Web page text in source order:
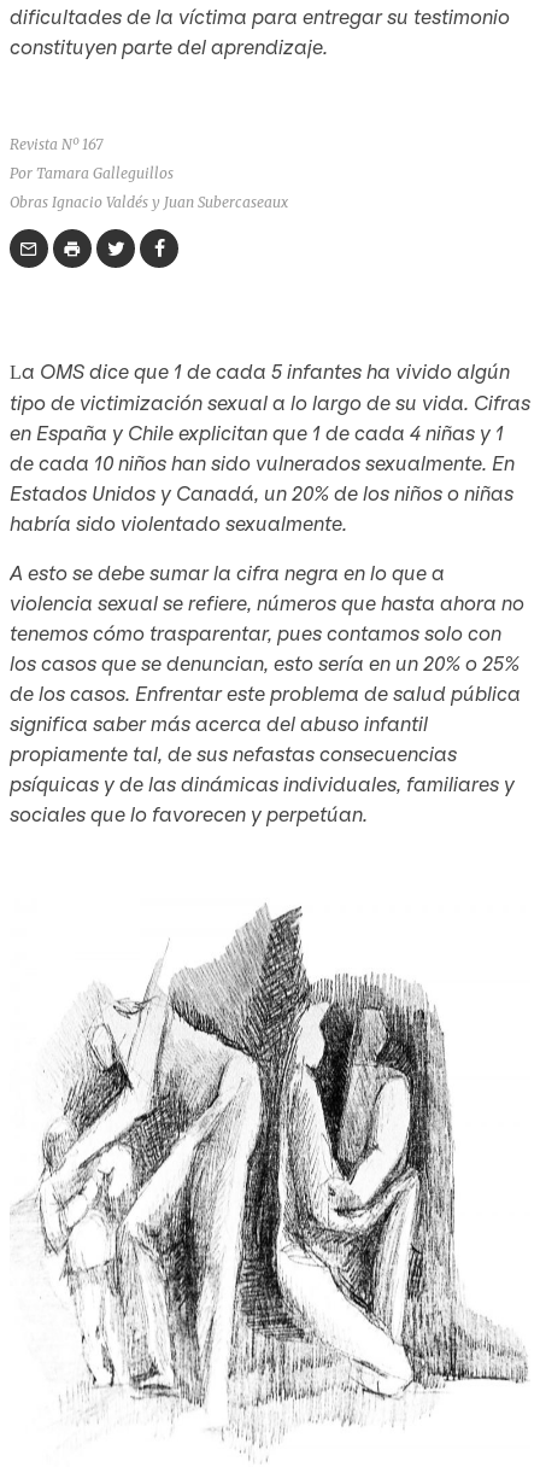
Revista Nº 167
Por Tamara Galleguillos
Obras Ignacio Valdés y Juan Subercaseaux
dificultades de la víctima para entregar su testimonio
constituyen parte del aprendizaje.
La OMS dice que 1 de cada 5 infantes ha vivido algún
tipo de victimización sexual a lo largo de su vida. Cifras
en España y Chile explicitan que 1 de cada 4 niñas y 1
de cada 10 niños han sido vulnerados sexualmente. En
Estados Unidos y Canadá, un 20% de los niños o niñas
habría sido violentado sexualmente.
A esto se debe sumar la cifra negra en lo que a
violencia sexual se refiere, números que hasta ahora no
tenemos cómo trasparentar, pues contamos solo con
los casos que se denuncian, esto sería en un 20% o 25%
de los casos. Enfrentar este problema de salud pública
significa saber más acerca del abuso infantil
propiamente tal, de sus nefastas consecuencias
psíquicas y de las dinámicas individuales, familiares y
sociales que lo favorecen y perpetúan.